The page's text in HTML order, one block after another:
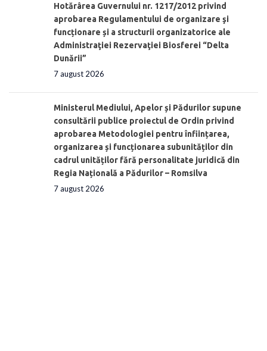
Hotărârea Guvernului nr. 1217/2012 privind
aprobarea Regulamentului de organizare şi
funcționare și a structurii organizatorice ale
Administraţiei Rezervaţiei Biosferei “Delta
Dunării”
7 august 2026
Ministerul Mediului, Apelor și Pădurilor supune
consultării publice proiectul de Ordin privind
aprobarea Metodologiei pentru înființarea,
organizarea și funcționarea subunităților din
cadrul unităților fără personalitate juridică din
Regia Națională a Pădurilor – Romsilva
7 august 2026